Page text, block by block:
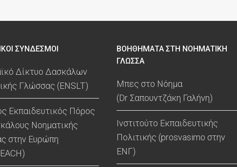
ΣΥΝΔΕΣΜΟΙ
Δίκτυο Δασκάλων
Γλώσσας (ENSLT)
Εκπαιδευτικός Πόρος
Νοηματικής
στην Ευρώπη
ΒΟΗΘΗΜΑΤΑ ΣΤΗ ΝΟΗΜΑΤΙΚΗ
ΓΛΩΣΣΑ
Μπες στο Νόημα
(Dr Σαπουντζάκη Γαλήνη)
Ινστιτούτο Εκπαιδευτικής
Πολιτικής (prosvasimo στην
ΕΝΓ)